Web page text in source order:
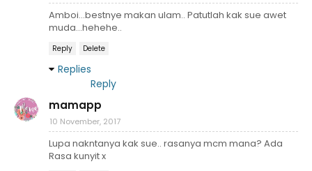
Amboi...bestnye makan ulam.. Patutlah kak sue awet
muda...hehehe..
Reply Delete
Replies
Reply
mamapp
10 November, 2017
Lupa nakntanya kak sue.. rasanya mcm mana? Ada
Rasa kunyit x